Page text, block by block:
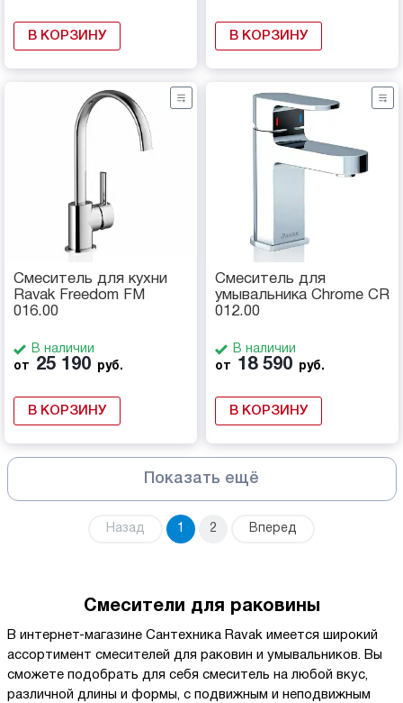
В КОРЗИНУ В КОРЗИНУ
Смеситель для кухни
Ravak Freedom FM
016.00
В наличии
от
25 190 руб.
В КОРЗИНУ
Смеситель для
умывальника Chrome CR
012.00
В наличии
от
18 590 руб.
В КОРЗИНУ
Показать ещё
Назад 1 2 Вперед
Смесители для раковины
В интернет-магазине Сантехника Ravak имеется широкий
ассортимент смесителей для раковин и умывальников. Вы
сможете подобрать для себя смеситель на любой вкус,
различной длины и формы, с подвижным и неподвижным